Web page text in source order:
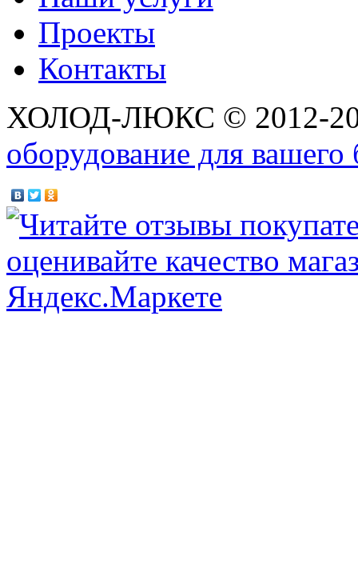
Проекты
Контакты
ХОЛОД-ЛЮКС © 2012-
оборудование для вашего